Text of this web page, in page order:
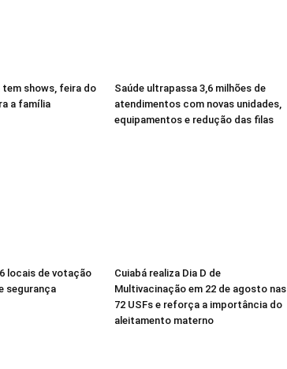
tem shows, feira do
a família
Saúde ultrapassa 3,6 milhões de
atendimentos com novas unidades,
equipamentos e redução das filas
locais de votação
segurança
Cuiabá realiza Dia D de
Multivacinação em 22 de agosto nas
72 USFs e reforça a importância do
aleitamento materno